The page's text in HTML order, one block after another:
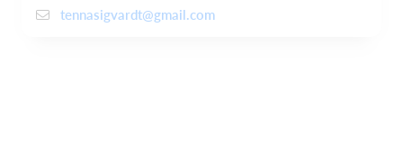
tennasigvardt@gmail.com